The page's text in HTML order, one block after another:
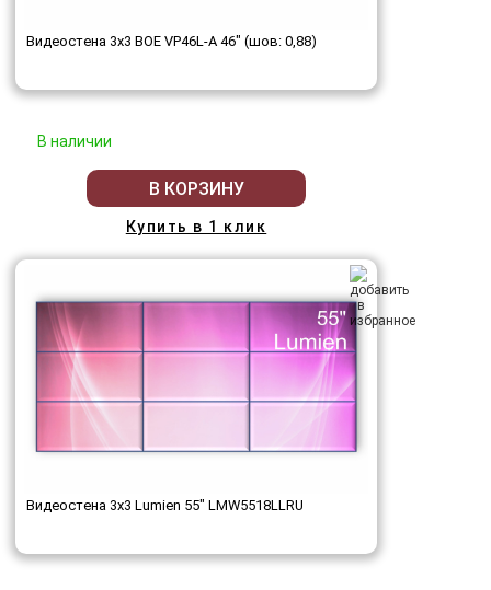
Видеостена 3x3 BOE VP46L-A 46" (шов: 0,88)
В наличии
В КОРЗИНУ
Купить в 1 клик
Видеостена 3x3 Lumien 55" LMW5518LLRU